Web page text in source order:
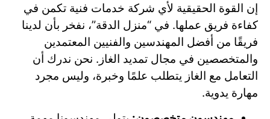
إن القوة الحقيقية لأي شركة خدمات فنية تكمن في
كفاءة فريق عملها. في “منزل الدقة”، نفخر بأن لدينا
فريقًا من أفضل المهندسين والفنيين المعتمدين
والمتخصصين في مجال تمديد الغاز. نحن ندرك أن
التعامل مع الغاز يتطلب علمًا وخبرة، وليس مجرد
مهارة يدوية.